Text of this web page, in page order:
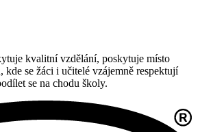
kvalitní vzdělání, poskytuje místo
kde se žáci i učitelé vzájemně respektují
se na chodu školy.